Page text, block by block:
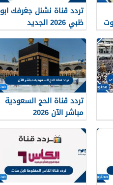
بصوت
تردد قناة نشنل جغرفك ابو
ظبي 2026 الجديد
تردد قناة الحج السعودية
مباشر الآن 2026